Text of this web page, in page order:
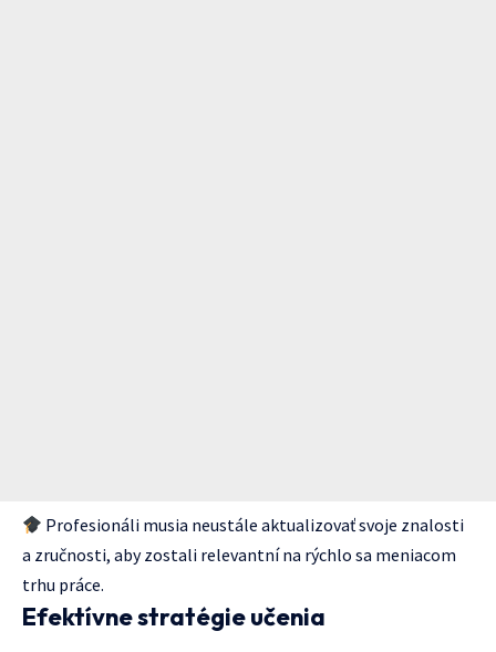
Profesionáli musia neustále aktualizovať svoje znalosti
a zručnosti, aby zostali relevantní na rýchlo sa meniacom
trhu práce.
Efektívne stratégie učenia